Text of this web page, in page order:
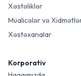
Xəstəliklər
Müalicələr və
Xəstəxanalar
Korporativ